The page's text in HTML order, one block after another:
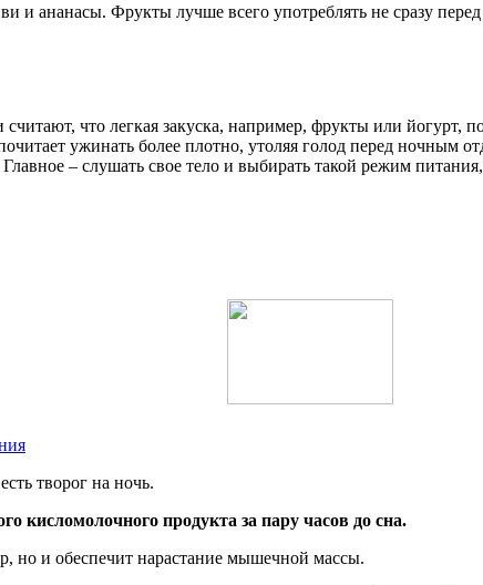
ананасы. Фрукты лучше всего употреблять не сразу перед
что легкая закуска, например, фрукты или йогурт,
ужинать более плотно, утоляя голод перед
– слушать свое тело и выбирать такой режим
творог на ночь.
кисломолочного продукта за пару часов до сна.
но и обеспечит нарастание мышечной массы.